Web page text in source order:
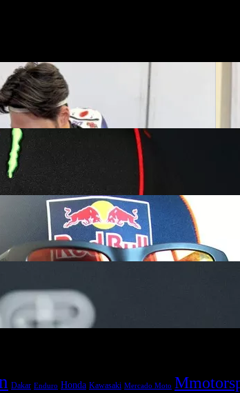
Dakar Enduro Honda Kawasaki Mercado Moto